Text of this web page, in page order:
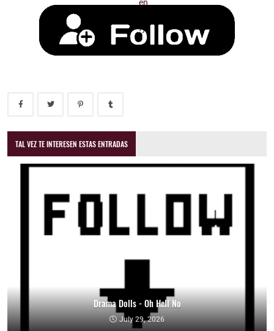
TAL VEZ TE INTERESEN ESTAS ENTRADAS
Drama Dolls - Oh Hell No
July 29, 2026